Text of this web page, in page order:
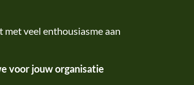
met veel enthousiasme aan
voor jouw organisatie